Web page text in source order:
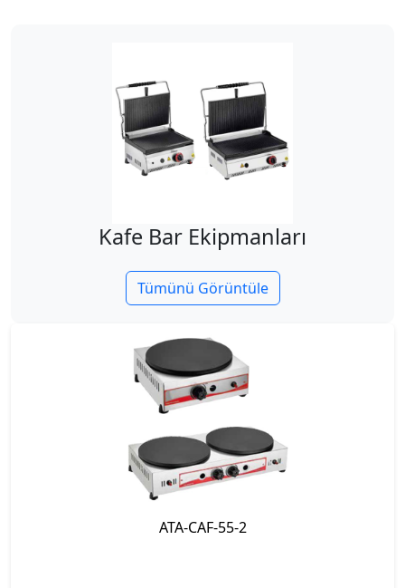
Kafe Bar Ekipmanları
Tümünü Görüntüle
ATA-CAF-55-2